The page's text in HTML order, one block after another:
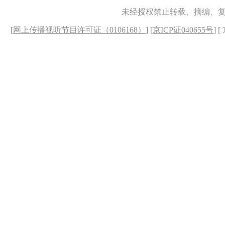
未经授权禁止转载、摘编、
[网上传播视听节目许可证（0106168） ] [京ICP证040655号] [